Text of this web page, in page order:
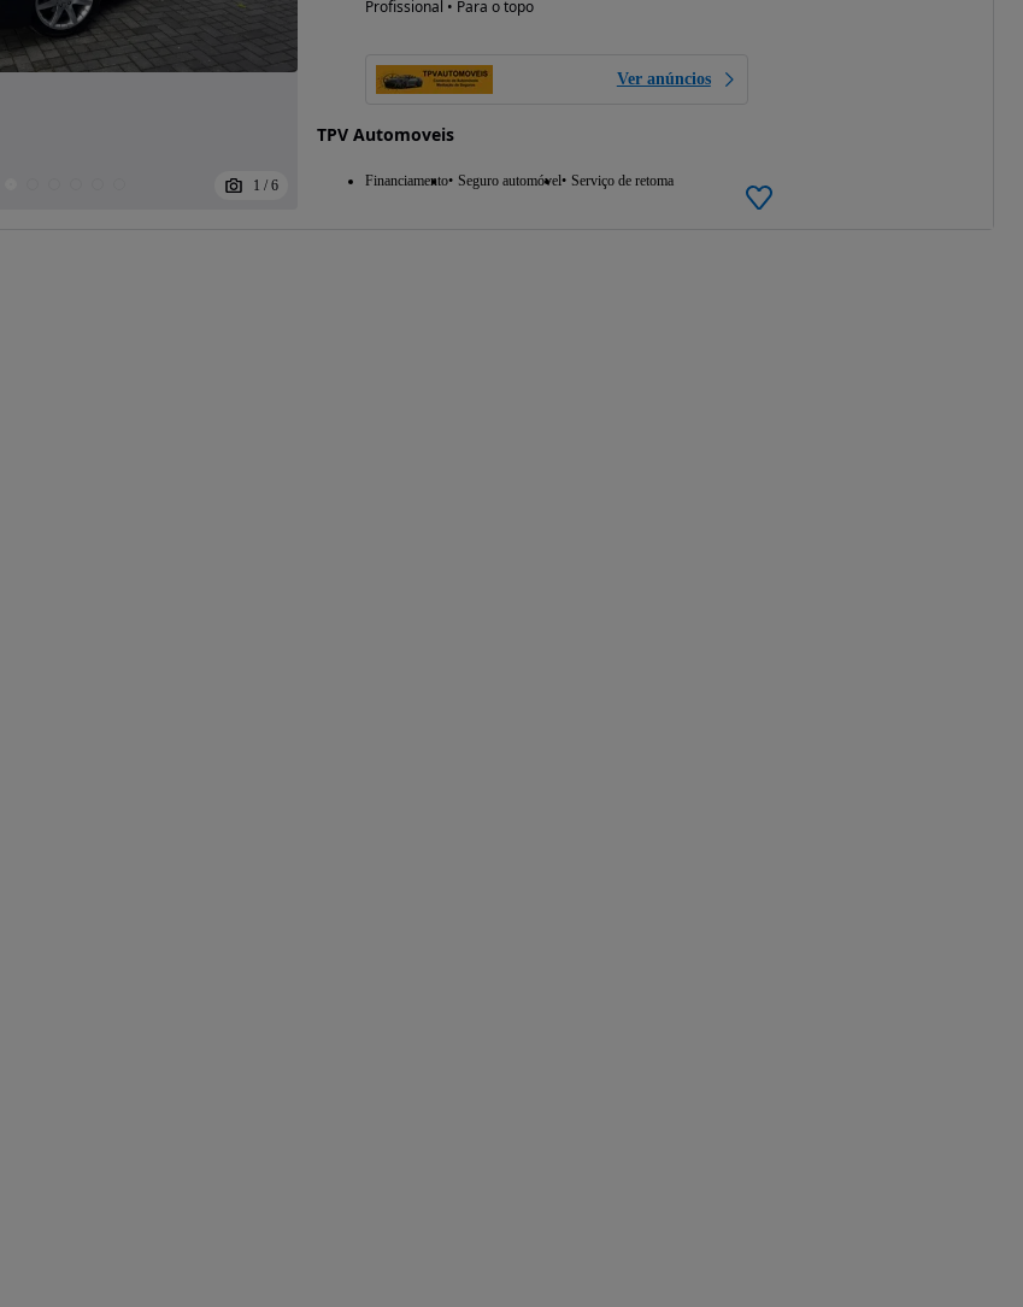
1 / 6
Profissional • Para o topo
Ver anúncios
TPV Automoveis
Financiamento Seguro automóvel Serviço de retoma